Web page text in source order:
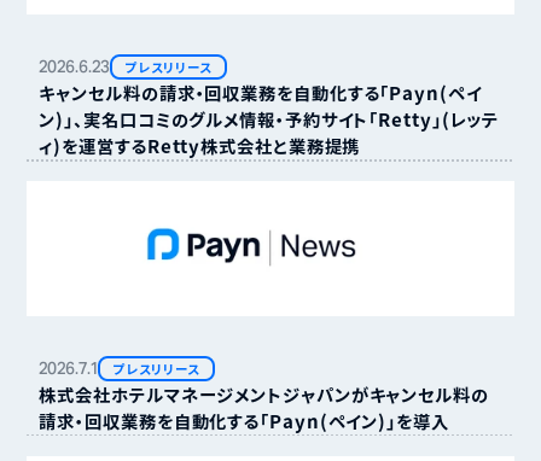
2026.6.23 プレスリリース
キャンセル料の請求・回収業務を自動化する「Payn（ペイ
ン）」、実名口コミのグルメ情報・予約サイト「Retty」（レッテ
ィ）を運営するRetty株式会社と業務提携
2026.7.1 プレスリリース
株式会社ホテルマネージメントジャパンがキャンセル料の
請求・回収業務を自動化する「Payn（ペイン）」を導入